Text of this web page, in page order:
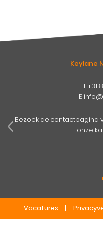
Keylane
T+31
E
Bezoek de contactpagina
onze
Vacatures